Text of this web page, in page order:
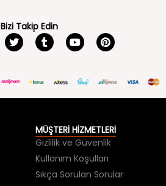
Bizi Takip Edin
MÜŞTERİ HİZMETLERİ
Gizlilik ve Güvenlik
Kullanım Koşulları
Sıkça Sorulan Sorular